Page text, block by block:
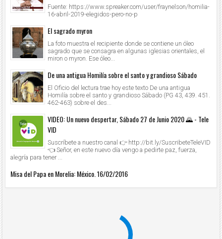
Fuente: https://www.spreaker.com/user/fraynelson/homilia-
16-abril-2019-elegidos-pero-no-p
El sagrado myron
La foto muestra el recipiente donde se contiene un óleo
sagrado que se consagra en algunas iglesias orientales, el
miron o myron. Ese óleo...
De una antigua Homilía sobre el santo y grandioso Sábado
El Oficio del lectura trae hoy este texto De una antigua
Homilía sobre el santo y grandioso Sábado (PG 43, 439. 451.
462-463) sobre el des...
VIDEO: Un nuevo despertar, Sábado 27 de Junio 2020 🌄 - Tele
VID
Suscríbete a nuestro canal 👉 http://bit.ly/SuscribeteTeleVID
👈 Señor, en este nuevo día vengo a pedirte paz, fuerza,
alegría para tener ...
Misa del Papa en Morelia: México. 16/02/2016